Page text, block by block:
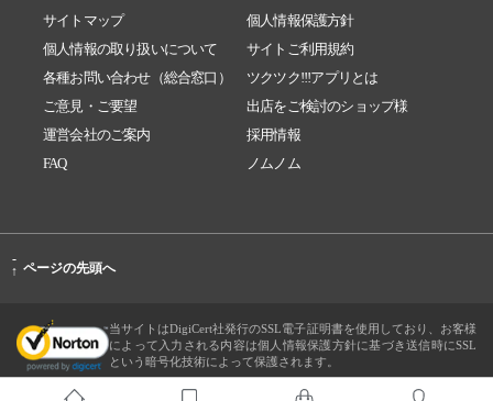
サイトマップ
個人情報保護方針
個人情報の取り扱いについて
サイトご利用規約
各種お問い合わせ（総合窓口）
ツクツク!!!アプリとは
ご意見・ご要望
出店をご検討のショップ様
運営会社のご案内
採用情報
FAQ
ノムノム
-
↑ ページの先頭へ
当サイトはDigiCert社発行のSSL電子証明書を使用しており、お客様
によって入力される内容は個人情報保護方針に基づき送信時にSSL
という暗号化技術によって保護されます。